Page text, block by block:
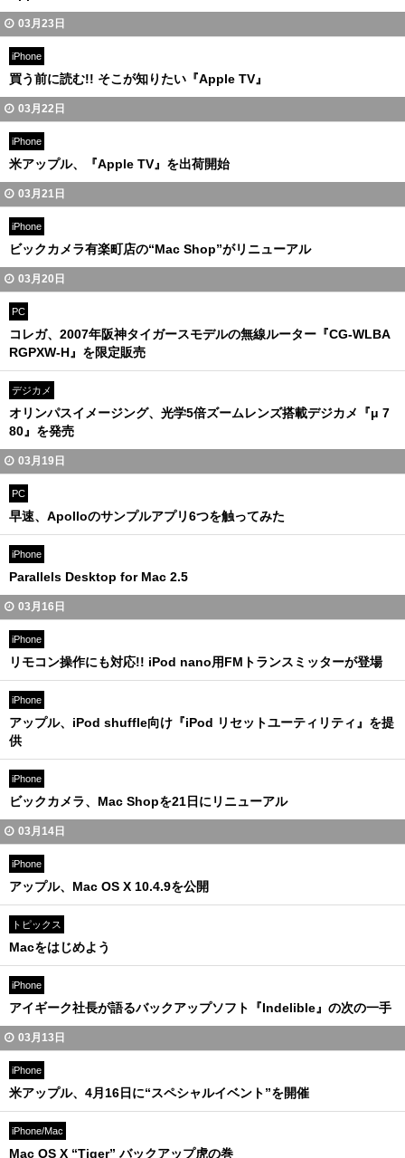
03月23日
iPhone
買う前に読む!! そこが知りたい『Apple TV』
03月22日
iPhone
米アップル、『Apple TV』を出荷開始
03月21日
iPhone
ビックカメラ有楽町店の“Mac Shop”がリニューアル
03月20日
PC
コレガ、2007年阪神タイガースモデルの無線ルーター『CG-WLBA
RGPXW-H』を限定販売
デジカメ
オリンパスイメージング、光学5倍ズームレンズ搭載デジカメ『μ 7
80』を発売
03月19日
PC
早速、Apolloのサンプルアプリ6つを触ってみた
iPhone
Parallels Desktop for Mac 2.5
03月16日
iPhone
リモコン操作にも対応!! iPod nano用FMトランスミッターが登場
iPhone
アップル、iPod shuffle向け『iPod リセットユーティリティ』を提
供
iPhone
ビックカメラ、Mac Shopを21日にリニューアル
03月14日
iPhone
アップル、Mac OS X 10.4.9を公開
トピックス
Macをはじめよう
iPhone
アイギーク社長が語るバックアップソフト『Indelible』の次の一手
03月13日
iPhone
米アップル、4月16日に“スペシャルイベント”を開催
iPhone/Mac
Mac OS X “Tiger” バックアップ虎の巻